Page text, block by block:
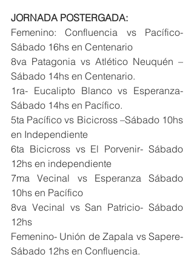
JORNADA POSTERGADA:
Femenino: Confluencia vs Pacífico-
Sábado 16hs en Centenario
8va Patagonia vs Atlético Neuquén –
Sábado 14hs en Centenario.
1ra- Eucalipto Blanco vs Esperanza-
Sábado 14hs en Pacífico.
5ta Pacífico vs Bicicross –Sábado 10hs
en Independiente
6ta Bicicross vs El Porvenir- Sábado
12hs en independiente
7ma Vecinal vs Esperanza Sábado
10hs en Pacífico
8va Vecinal vs San Patricio- Sábado
12hs
Femenino- Unión de Zapala vs Sapere-
Sábado 12hs en Confluencia.